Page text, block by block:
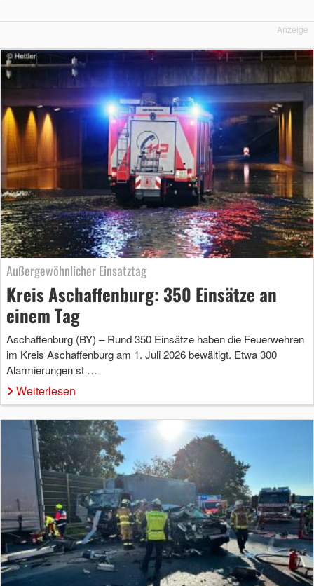
Anzeige
Außergewöhnlicher Einsatztag
Kreis Aschaffenburg: 350 Einsätze an
einem Tag
Aschaffenburg (BY) – Rund 350 Einsätze haben die Feuerwehren
im Kreis Aschaffenburg am 1. Juli 2026 bewältigt. Etwa 300
Alarmierungen st …
Weiterlesen